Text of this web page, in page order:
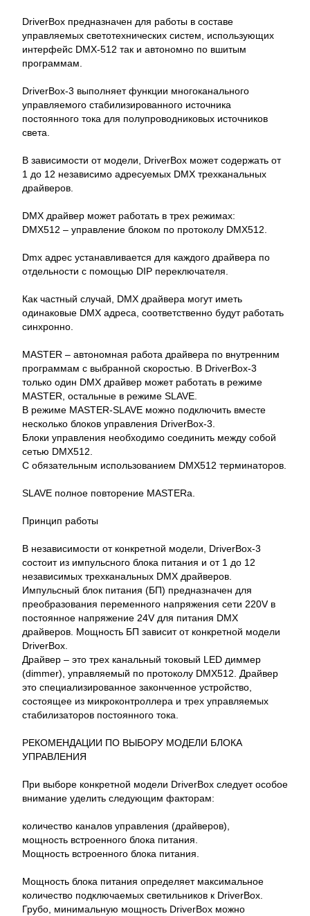
DriverBox предназначен для работы в составе
управляемых светотехнических систем, использующих
интерфейс DMX-512 так и автономно по вшитым
программам.
DriverBox-3 выполняет функции многоканального
управляемого стабилизированного источника
постоянного тока для полупроводниковых источников
света.
В зависимости от модели, DriverBox может содержать от
1 до 12 независимо адресуемых DMX трехканальных
драйверов.
DMX драйвер может работать в трех режимах:
DMX512 – управление блоком по протоколу DMX512.
Dmx адрес устанавливается для каждого драйвера по
отдельности с помощью DIP переключателя.
Как частный случай, DMX драйвера могут иметь
одинаковые DMX адреса, соответственно будут работать
синхронно.
MASTER – автономная работа драйвера по внутренним
программам с выбранной скоростью. В DriverBox-3
только один DMX драйвер может работать в режиме
MASTER, остальные в режиме SLAVE.
В режиме MASTER-SLAVE можно подключить вместе
несколько блоков управления DriverBox-3.
Блоки управления необходимо соединить между собой
сетью DMX512.
С обязательным использованием DMX512 терминаторов.
SLAVE полное повторение MASTERа.
Принцип работы
В независимости от конкретной модели, DriverBox-3
состоит из импульсного блока питания и от 1 до 12
независимых трехканальных DMX драйверов.
Импульсный блок питания (БП) предназначен для
преобразования переменного напряжения сети 220V в
постоянное напряжение 24V для питания DMX
драйверов. Мощность БП зависит от конкретной модели
DriverBox.
Драйвер – это трех канальный токовый LED диммер
(dimmer), управляемый по протоколу DMX512. Драйвер
это специализированное законченное устройство,
состоящее из микроконтроллера и трех управляемых
стабилизаторов постоянного тока.
РЕКОМЕНДАЦИИ ПО ВЫБОРУ МОДЕЛИ БЛОКА
УПРАВЛЕНИЯ
При выборе конкретной модели DriverBox следует особое
внимание уделить следующим факторам:
количество каналов управления (драйверов),
мощность встроенного блока питания.
Мощность встроенного блока питания.
Мощность блока питания определяет максимальное
количество подключаемых светильников к DriverBox.
Грубо, минимальную мощность DriverBox можно